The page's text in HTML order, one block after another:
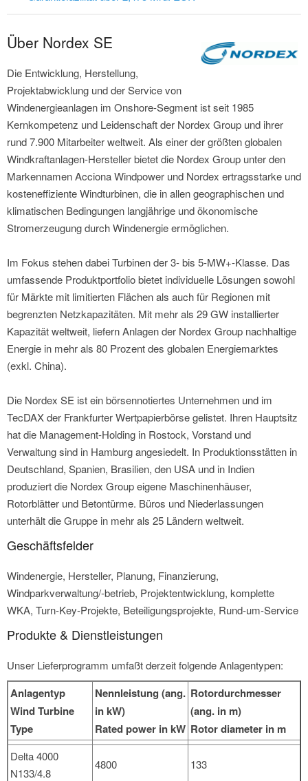
Über Nordex SE
Die Entwicklung, Herstellung,
Projektabwicklung und der Service von
Windenergieanlagen im Onshore-Segment ist seit 1985
Kernkompetenz und Leidenschaft der Nordex Group und ihrer
rund 7.900 Mitarbeiter weltweit. Als einer der größten globalen
Windkraftanlagen-Hersteller bietet die Nordex Group unter den
Markennamen Acciona Windpower und Nordex ertragsstarke und
kosteneffiziente Windturbinen, die in allen geographischen und
klimatischen Bedingungen langjährige und ökonomische
Stromerzeugung durch Windenergie ermöglichen.
Im Fokus stehen dabei Turbinen der 3- bis 5-MW+-Klasse. Das
umfassende Produktportfolio bietet individuelle Lösungen sowohl
für Märkte mit limitierten Flächen als auch für Regionen mit
begrenzten Netzkapazitäten. Mit mehr als 29 GW installierter
Kapazität weltweit, liefern Anlagen der Nordex Group nachhaltige
Energie in mehr als 80 Prozent des globalen Energiemarktes
(exkl. China).
Die Nordex SE ist ein börsennotiertes Unternehmen und im
TecDAX der Frankfurter Wertpapierbörse gelistet. Ihren Hauptsitz
hat die Management-Holding in Rostock, Vorstand und
Verwaltung sind in Hamburg angesiedelt. In Produktionsstätten in
Deutschland, Spanien, Brasilien, den USA und in Indien
produziert die Nordex Group eigene Maschinenhäuser,
Rotorblätter und Betontürme. Büros und Niederlassungen
unterhält die Gruppe in mehr als 25 Ländern weltweit.
Geschäftsfelder
Windenergie, Hersteller, Planung, Finanzierung,
Windparkverwaltung/-betrieb, Projektentwicklung, komplette
WKA, Turn-Key-Projekte, Beteiligungsprojekte, Rund-um-Service
Produkte & Dienstleistungen
Unser Lieferprogramm umfaßt derzeit folgende Anlagentypen:
Anlagentyp
Wind Turbine
Type
Nennleistung (ang.
in kW)
Rated power in kW
Rotordurchmesser
(ang. in m)
Rotor diameter in m
Delta 4000
N133/4.8
4800 133